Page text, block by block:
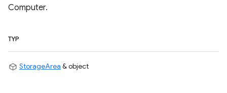
Computer.
TYP
StorageArea & object